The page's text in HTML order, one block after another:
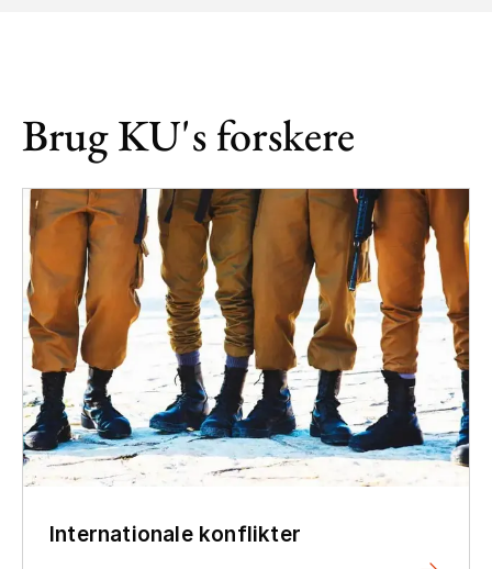
Brug KU's forskere
Internationale konflikter